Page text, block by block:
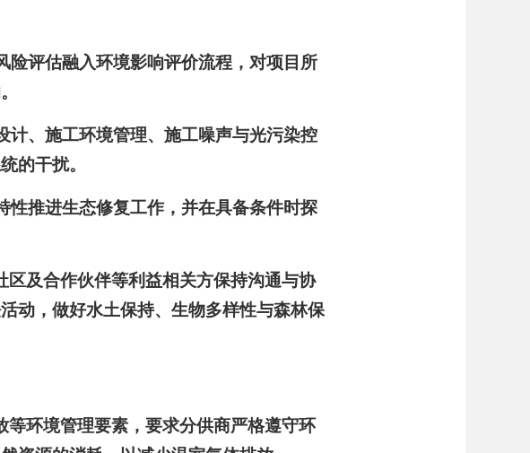
险评估融入环境影响评价流程，对项目所
计、施工环境管理、施工噪声与光污染控
的干扰。
性推进生态修复工作，并在具备条件时探
及合作伙伴等利益相关方保持沟通与协
动，做好水土保持、生物多样性与森林保
环境管理要素，要求分供商严格遵守环